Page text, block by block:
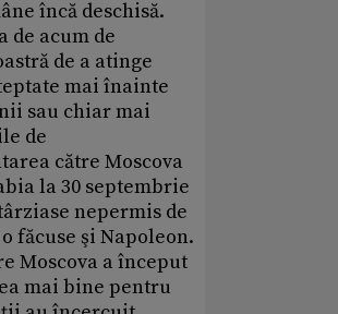
încă deschisă.
de acum de
de a atinge
mai înainte
sau chiar mai
de
către Moscova
la 30 septembrie
nepermis de
făcuse şi Napoleon.
Moscova a început
mai bine pentru